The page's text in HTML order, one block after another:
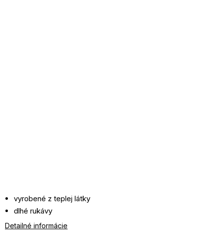
vyrobené z teplej látky
dlhé rukávy
vrecká v sukni
Detailné informácie